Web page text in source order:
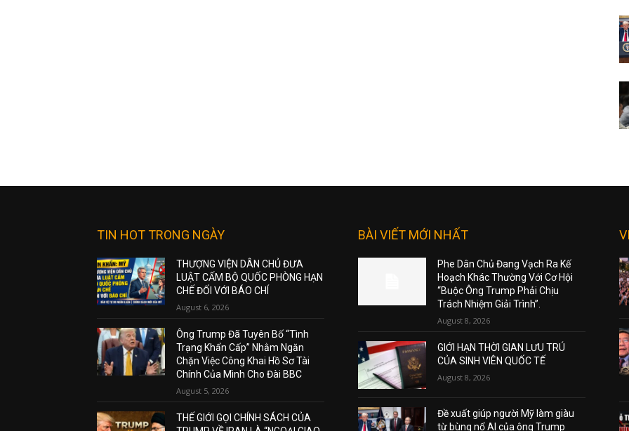
TIN HOT TRONG NGÀY
THƯỢNG VIỆN DÂN CHỦ ĐƯA
LUẬT CẤM BỘ QUỐC PHÒNG HẠN
CHẾ ĐỐI VỚI BÁO CHÍ
August 6, 2026
Ông Trump Đã Tuyên Bố “Tình
Trạng Khẩn Cấp” Nhằm Ngăn
Chặn Việc Công Khai Hồ Sơ Tài
Chính Của Mình Cho Đài BBC
August 5, 2026
THẾ GIỚI GỌI CHÍNH SÁCH CỦA
BÀI VIẾT MỚI NHẤT
Phe Dân Chủ Đang Vạch Ra Kế
Hoạch Khác Thường Với Cơ Hội
“Buộc Ông Trump Phải Chịu
Trách Nhiệm Giải Trình”.
August 8, 2026
GIỚI HẠN THỜI GIAN LƯU TRÚ
CỦA SINH VIÊN QUỐC TẾ
August 8, 2026
Đề xuất giúp người Mỹ làm giàu
từ bùng nổ AI của ông Trump